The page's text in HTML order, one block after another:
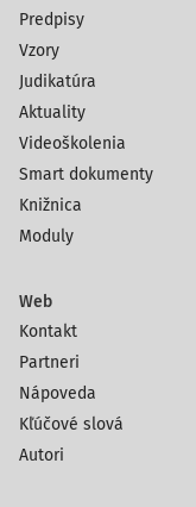
Predpisy
Vzory
Judikatúra
Aktuality
Videoškolenia
Smart dokumenty
Knižnica
Moduly
Web
Kontakt
Partneri
Nápoveda
Kľúčové slová
Autori